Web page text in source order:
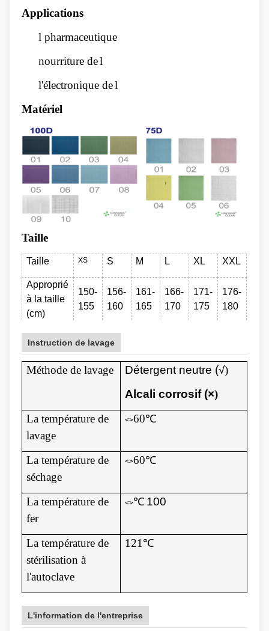
Applications
l pharmaceutique
nourriture del
l'électronique del
Matériel
Taille
Taille XS S M L XL XXL
Approprié
à la taille
(cm)
150-
155
156-
160
161-
165
166-
170
171-
175
176-
180
Instruction de lavage
Méthode de lavage Détergent neutre (√)
Alcali corrosif (×)
La température de
lavage
<>60℃
La température de
séchage
<>60℃
La température de
fer
<>℃ 100
La température de
stérilisation à
l'autoclave
121℃
L'information de l'entreprise